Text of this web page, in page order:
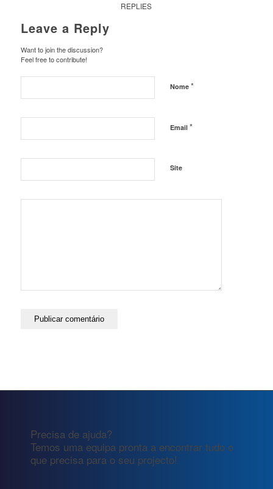
REPLIES
Leave a Reply
Want to join the discussion?
Feel free to contribute!
Nome *
Email *
Site
Precisa de ajuda?
Temos uma equipa pronta a encontrar tudo o
que precisa para o seu projecto!